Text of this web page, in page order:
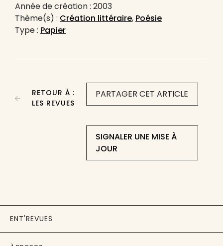
Année de création : 2003
Thème(s) : Création littéraire, Poésie
Type : Papier
PARTAGER CET ARTICLE
SIGNALER UNE MISE À
JOUR
RETOUR À :
LES REVUES
ENT'REVUES